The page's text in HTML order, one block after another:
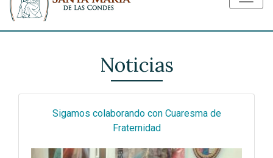
Noticias
Sigamos colaborando con Cuaresma de
Fraternidad